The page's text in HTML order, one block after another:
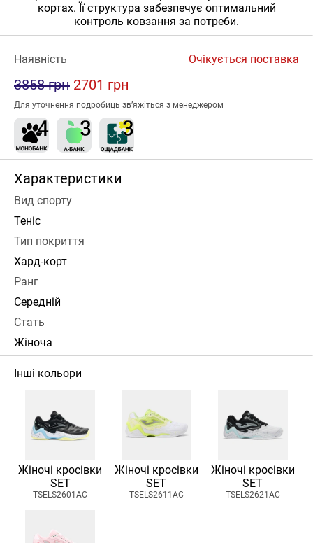
кортах. Її структура забезпечує оптимальний
контроль ковзання за потреби.
Наявність Очікується поставка
3858 грн 2701 грн
Для уточнення подробиць зв’яжіться з менеджером
Характеристики
Вид спорту
Теніс
Тип покриття
Хард-корт
Ранг
Середній
Стать
Жіноча
Інші кольори
Жіночі кросівки
SET
TSELS2601AC
Жіночі кросівки
SET
TSELS2611AC
Жіночі кросівки
SET
TSELS2621AC